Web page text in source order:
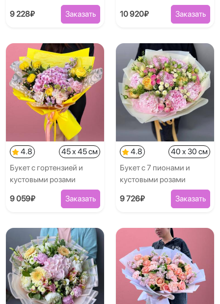
9 228₽ Заказать 10 920₽ Заказать
4.8
45 x 45 см
Букет с гортензией и
кустовыми розами
9 059₽ Заказать
4.8
40 x 30 см
Букет с 7 пионами и
кустовыми розами
9 726₽ Заказать